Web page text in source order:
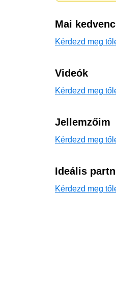
Mai
Kérdezd meg
Videók
Kérdezd meg
Jellemzőim
Kérdezd meg
Ideális
Kérdezd meg